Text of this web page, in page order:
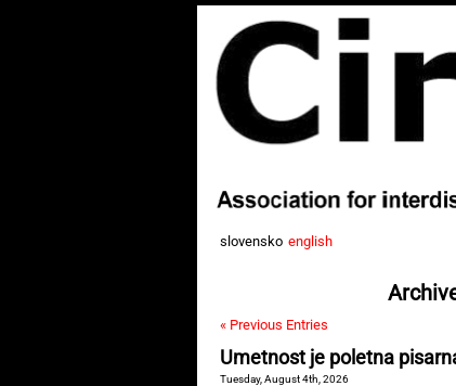
slovensko english
« Previous Entries
Umetnost je poletna
Tuesday, August 4th, 2026